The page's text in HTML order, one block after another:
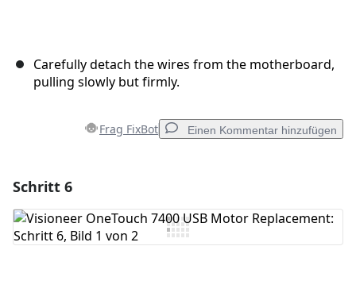
Carefully detach the wires from the motherboard,
pulling slowly but firmly.
Frag FixBot Einen Kommentar hinzufügen
Kommentar hinzufügen
Schritt 6